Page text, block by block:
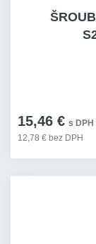
15,46 € s DPH
12,78 € bez DPH